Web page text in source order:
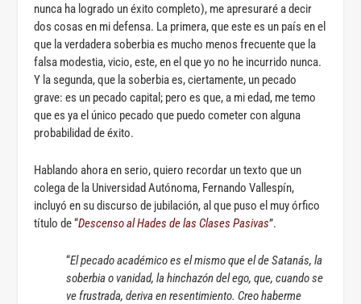
nunca ha logrado un éxito completo), me apresuraré a decir
dos cosas en mi defensa. La primera, que este es un país en el
que la verdadera soberbia es mucho menos frecuente que la
falsa modestia, vicio, este, en el que yo no he incurrido nunca.
Y la segunda, que la soberbia es, ciertamente, un pecado
grave: es un pecado capital; pero es que, a mi edad, me temo
que es ya el único pecado que puedo cometer con alguna
probabilidad de éxito.
Hablando ahora en serio, quiero recordar un texto que un
colega de la Universidad Autónoma, Fernando Vallespín,
incluyó en su discurso de jubilación, al que puso el muy órfico
título de“Descenso al Hades de las Clases Pasivas”.
“El pecado académico es el mismo que el de Satanás, la
soberbia o vanidad, la hinchazón del ego, que, cuando se
ve frustrada, deriva en resentimiento. Creo haberme